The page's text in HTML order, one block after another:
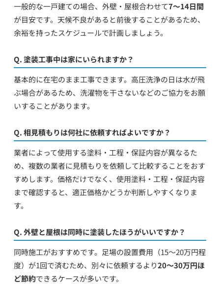
一般的な一戸建ての場合、外壁・屋根合わせて7〜14日間
が目安です。天候不良があると前後することがあるため、
余裕を持ったスケジュールで計画しましょう。
Q. 塗装工事中は家にいられますか？
基本的に在宅のまま工事できます。高圧洗浄の日は水が飛
ぶ場合があるため、洗濯物を干さないなどのご協力をお願
いすることがあります。
Q. 相見積もりは何社に依頼すればよいですか？
業者によって使用する塗料・工程・保証内容が異なるた
め、複数の業者に見積もりを依頼して比較することをおす
すめします。価格だけでなく、使用塗料・工程・保証内容
まで確認すると、適正価格かどうか判断しやすくなりま
す。
Q. 外壁と屋根は同時に塗装したほうがいいですか？
同時施工がおすすめです。足場の設置費用（15〜20万円程
度）が1回で済むため、別々に依頼するより20〜30万円ほ
ど節約できるケースが多いです。